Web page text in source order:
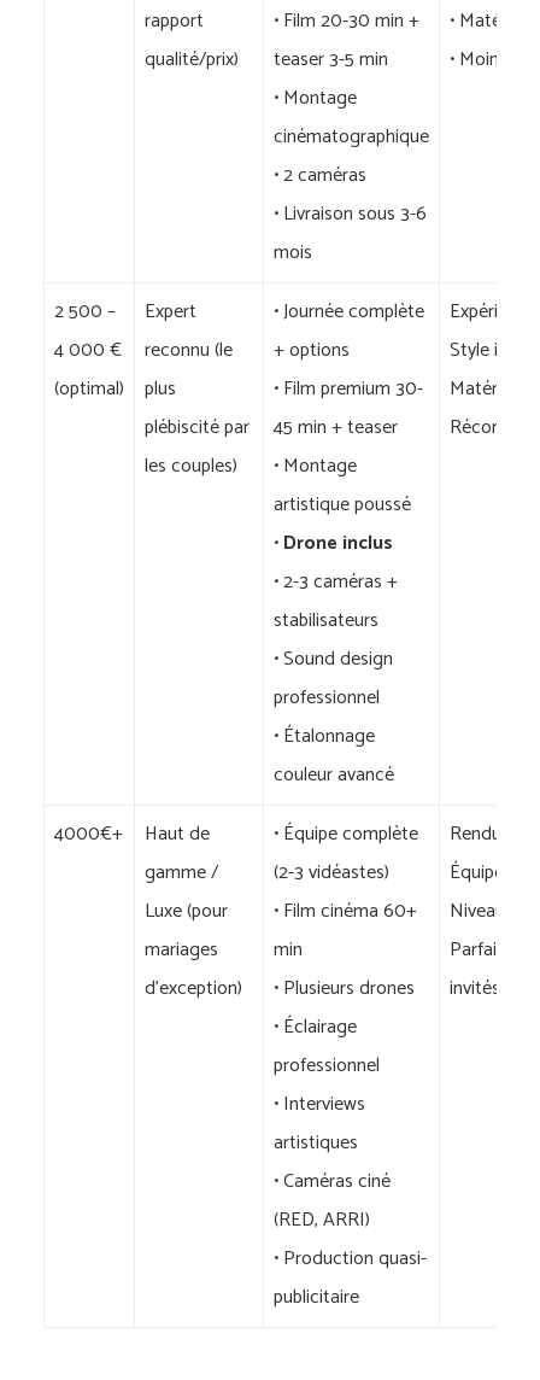
rapport
qualité/prix)
• Film 20-30 min +
teaser 3-5 min
• Montage
cinématographique
• 2 caméras
• Livraison sous 3-6
mois
• Matériel
• Moins
2 500 –
4 000 €
(optimal)
Expert
reconnu (le
plus
plébiscité par
les couples)
• Journée complète
+ options
• Film premium 30-
45 min + teaser
• Montage
artistique poussé
•Drone inclus
• 2-3 caméras +
stabilisateurs
• Sound design
professionnel
• Étalonnage
couleur avancé
Style
Matériel
4000€+
Haut de
gamme /
Luxe (pour
mariages
d’exception)
• Équipe complète
(2-3 vidéastes)
• Film cinéma 60+
min
• Plusieurs drones
• Éclairage
professionnel
• Interviews
artistiques
• Caméras ciné
(RED, ARRI)
• Production quasi-
publicitaire
Rendu
Équipe
Niveau
Parfait
invités